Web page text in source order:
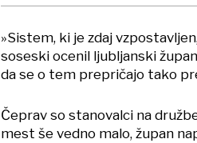
»Sistem, ki je zdaj
soseski ocenil ljubljanski župan
da se o tem prepričajo tako
Čeprav so stanovalci na
mest še vedno malo, župan